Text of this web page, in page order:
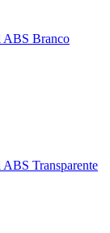
ABS Branco
Transparente